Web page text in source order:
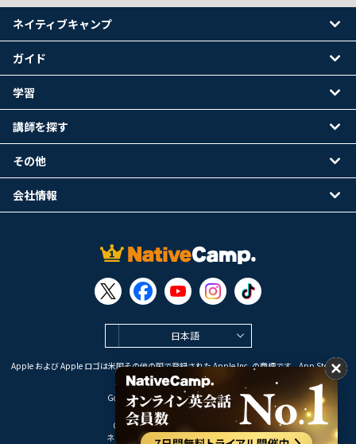
日本語
Apple および Apple ロゴは米国その他の国で登録された Apple Inc. の商標です。App Store は
Apple Inc. のサービスマークです。
Google Play は Google LLC の商標です。
Copyright © 2026 オンライン英会話
ネイティブキャンプ All Rights Reserved.
ネイティブキャンプ
ガイド
学習
講師を探す
その他
会社情報